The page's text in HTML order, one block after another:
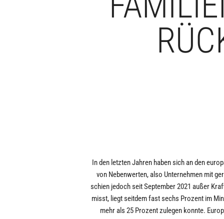
In den letzten Jahren haben sich an den
von Nebenwerten, also Unternehmen mit
schien jedoch seit September 2021 außer
misst, liegt seitdem fast sechs Prozent im
mehr als 25 Prozent zulegen konnte.